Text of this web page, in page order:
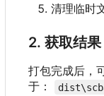
清理临时
2. 获取结果
打包完成后，
于：